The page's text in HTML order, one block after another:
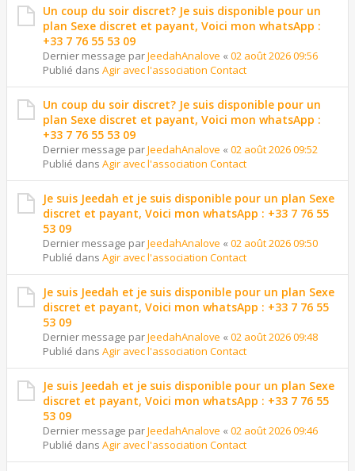
Un coup du soir discret? Je suis disponible pour un
plan Sexe discret et payant, Voici mon whatsApp :
+33 7 76 55 53 09
Dernier message parJeedahAnalove « 02 août 2026 09:56
Publié dans Agir avec l'association Contact
Un coup du soir discret? Je suis disponible pour un
plan Sexe discret et payant, Voici mon whatsApp :
+33 7 76 55 53 09
Dernier message parJeedahAnalove « 02 août 2026 09:52
Publié dans Agir avec l'association Contact
Je suis Jeedah et je suis disponible pour un plan Sexe
discret et payant, Voici mon whatsApp : +33 7 76 55
53 09
Dernier message parJeedahAnalove « 02 août 2026 09:50
Publié dans Agir avec l'association Contact
Je suis Jeedah et je suis disponible pour un plan Sexe
discret et payant, Voici mon whatsApp : +33 7 76 55
53 09
Dernier message parJeedahAnalove « 02 août 2026 09:48
Publié dans Agir avec l'association Contact
Je suis Jeedah et je suis disponible pour un plan Sexe
discret et payant, Voici mon whatsApp : +33 7 76 55
53 09
Dernier message parJeedahAnalove « 02 août 2026 09:46
Publié dans Agir avec l'association Contact